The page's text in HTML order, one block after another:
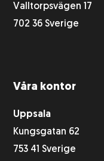
Valltorpsvägen 17
702 36 Sverige
Våra kontor
Uppsala
Kungsgatan 62
753 41 Sverige